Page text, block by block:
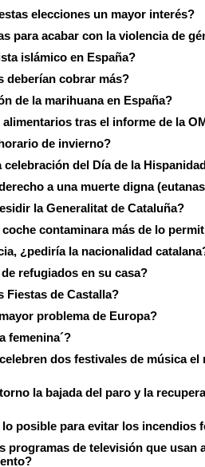
elecciones un mayor interés?
para acabar con la violencia de
islámico en España?
deberían cobrar más?
de la marihuana en España?
tras el informe de la
de invierno?
celebración del Día de la
a una muerte digna
la Generalitat de Cataluña?
contaminara más de lo
¿pediría la nacionalidad
refugiados en su casa?
Fiestas de Castalla?
problema de Europa?
femenina´?
dos festivales de música el
la bajada del paro y la
lo posible para evitar los incendios
programas de televisión que usan